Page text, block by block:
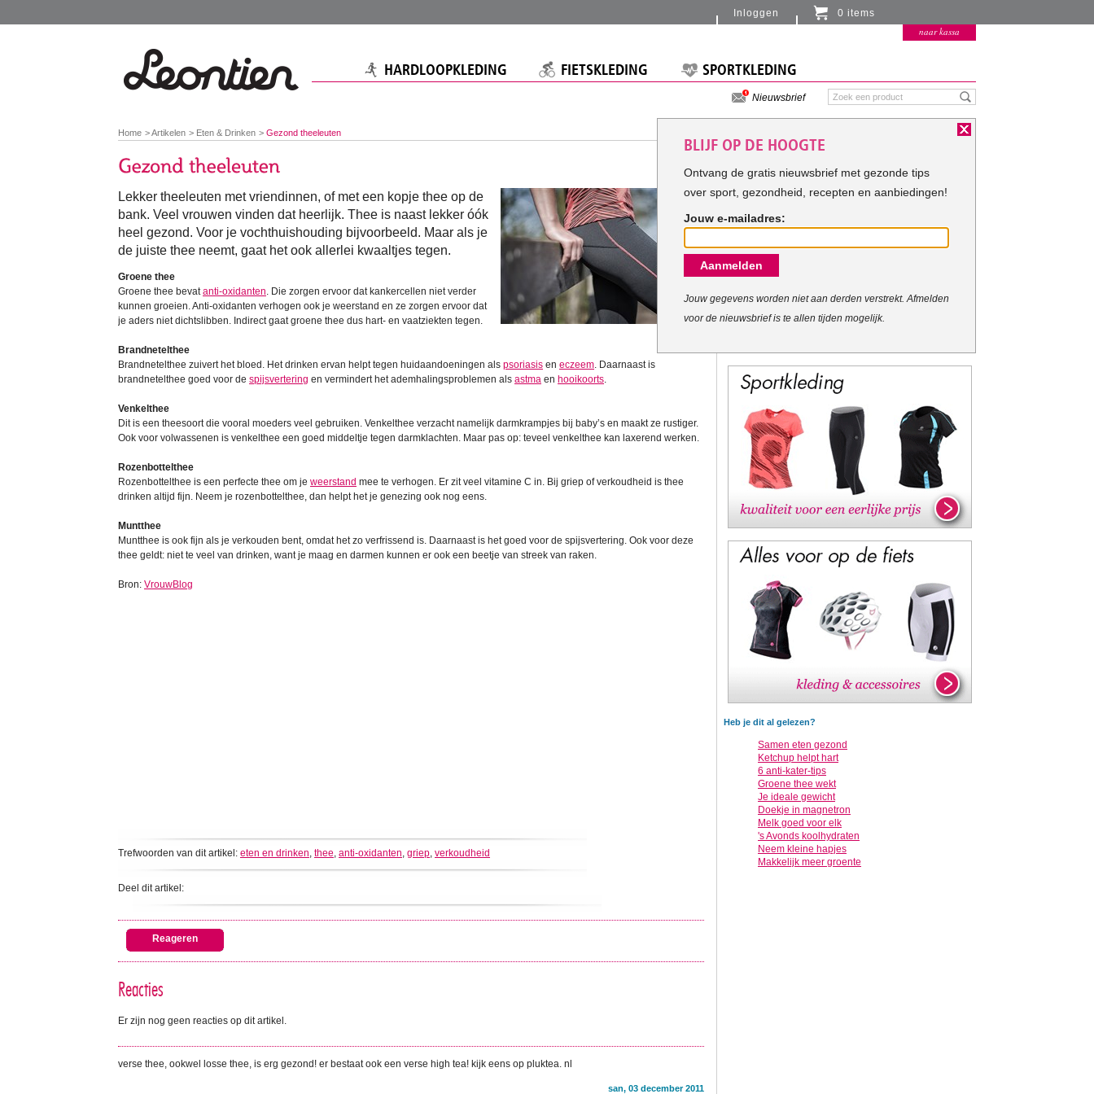
You
are
here:
Home Artikelen Eten & Drinken Gezond theeleuten
Lekker theeleuten met vriendinnen, of met een kopje thee op de
bank. Veel vrouwen vinden dat heerlijk. Thee is naast lekker óók
heel gezond. Voor je vochthuishouding bijvoorbeeld. Maar als je
de juiste thee neemt, gaat het ook allerlei kwaaltjes tegen.
Groene thee
Groene thee bevatanti-oxidanten. Die zorgen ervoor dat kankercellen niet verder
kunnen groeien. Anti-oxidanten verhogen ook je weerstand en ze zorgen ervoor dat
je aders niet dichtslibben. Indirect gaat groene thee dus hart- en vaatziekten tegen.
Brandnetelthee
Brandnetelthee zuivert het bloed. Het drinken ervan helpt tegen huidaandoeningen als psoriasis en eczeem. Daarnaast is
brandnetelthee goed voor de spijsvertering en vermindert het ademhalingsproblemen als astma en hooikoorts.
Venkelthee
Dit is een theesoort die vooral moeders veel gebruiken. Venkelthee verzacht namelijk darmkrampjes bij baby’s en maakt ze rustiger.
Ook voor volwassenen is venkelthee een goed middeltje tegen darmklachten. Maar pas op: teveel venkelthee kan laxerend werken.
Rozenbottelthee
Rozenbottelthee is een perfecte thee om je weerstand mee te verhogen. Er zit veel vitamine C in. Bij griep of verkoudheid is thee
drinken altijd fijn. Neem je rozenbottelthee, dan helpt het je genezing ook nog eens.
Muntthee
Muntthee is ook fijn als je verkouden bent, omdat het zo verfrissend is. Daarnaast is het goed voor de spijsvertering. Ook voor deze
thee geldt: niet te veel van drinken, want je maag en darmen kunnen er ook een beetje van streek van raken.
Bron: VrouwBlog
Trefwoorden van dit artikel: eten en drinken, thee, anti-oxidanten, griep, verkoudheid
Deel dit artikel:
Reageren
Reacties
Er zijn nog geen reacties op dit artikel.
verse thee, ookwel losse thee, is erg gezond! er bestaat ook een verse high tea! kijk eens op pluktea. nl
san, 03 december 2011
Heb je dit al gelezen?
Samen eten gezond
Ketchup helpt hart
6 anti-kater-tips
Groene thee wekt
Je ideale gewicht
Doekje in magnetron
Melk goed voor elk
's Avonds koolhydraten
Neem kleine hapjes
Makkelijk meer groente
HARDLOOPKLEDING FIETSKLEDING SPORTKLEDING
Nieuwsbrief
Inloggen 0 items
Er zitten momenteel geen artikelen in de
naar kassa
BLIJF OP DE HOOGTE
Ontvang de gratis nieuwsbrief met gezonde tips
over sport, gezondheid, recepten en aanbiedingen!
Jouw e-mailadres:
Aanmelden
Jouw gegevens worden niet aan derden verstrekt. Afmelden
voor de nieuwsbrief is te allen tijden mogelijk.